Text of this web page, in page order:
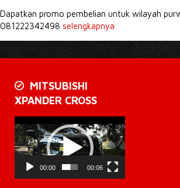
Dapatkan promo pembelian untuk wilayah
081222342498 selengkapnya
MITSUBISHI
XPANDER CROSS
Pemutar
Video
00:00 00:06